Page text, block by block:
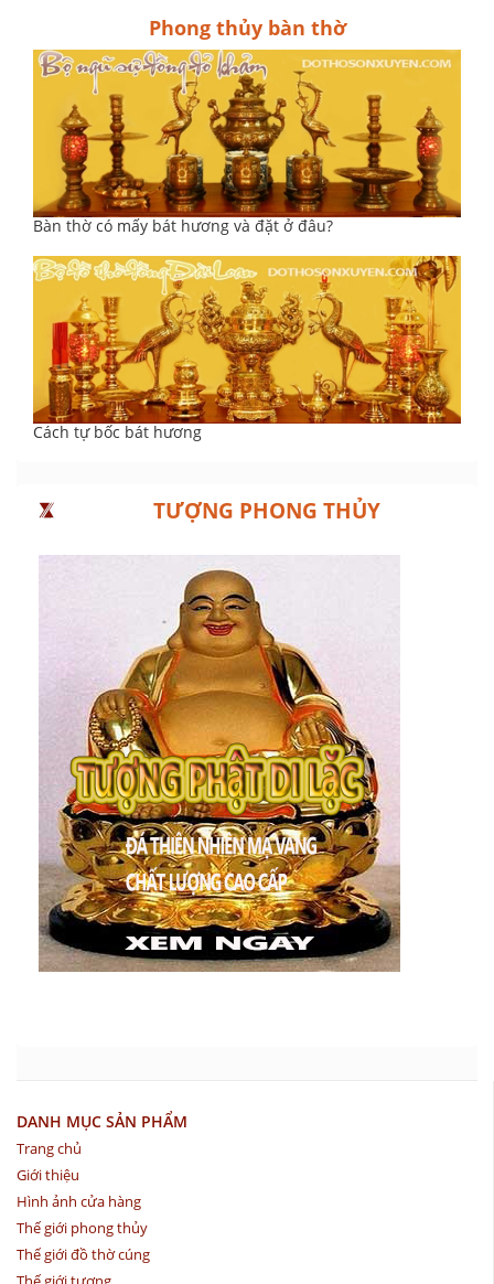
Phong thủy bàn thờ
Bàn thờ có mấy bát hương và đặt ở đâu?
Cách tự bốc bát hương
TƯỢNG PHONG THỦY
DANH MỤC SẢN PHẨM
Trang chủ
Giới thiệu
Hình ảnh cửa hàng
Thế giới phong thủy
Thế giới đồ thờ cúng